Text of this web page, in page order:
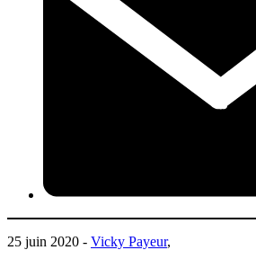
25 juin 2020 - Vicky Payeur,